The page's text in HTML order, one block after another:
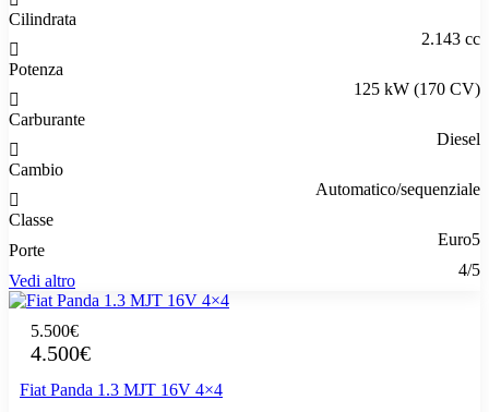
Cilindrata
2.143 cc
Potenza
125 kW (170 CV)
Carburante
Diesel
Cambio
Automatico/sequenziale
Classe
Euro5
Porte
4/5
Vedi altro
5.500€
4.500€
Fiat Panda 1.3 MJT 16V 4×4